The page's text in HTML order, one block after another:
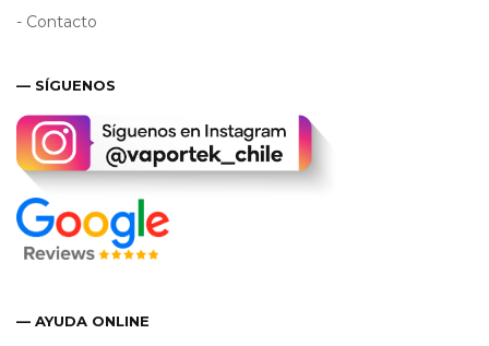
- Contacto
— SÍGUENOS
— AYUDA ONLINE